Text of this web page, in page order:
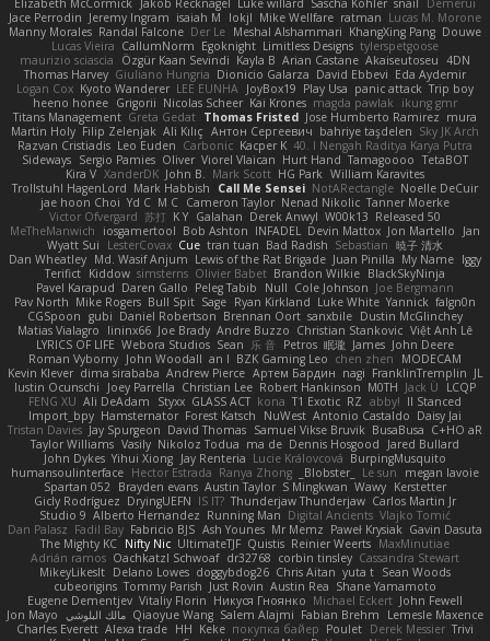
Elizabeth McCormick Jakob Recknagel Luke willard Sascha Kohler snail
Demerui
Jace Perrodin Jeremy Ingram isaiah M lokjl Mike Wellfare ratman Lucas M. Morone
Manny Morales Randal Falcone Der Le Meshal Alshammari KhangXing Pang Douwe
Lucas Vieira CallumNorm Egoknight Limitless Designs tylerspetgoose
maurizio sciascia
Özgür Kaan Sevindi Kayla B Arian Castane Akaiseutoseu 4DN
Thomas Harvey Giuliano Hungria Dionicio Galarza David Ebbevi Eda Aydemir
Logan Cox Kyoto Wanderer LEE EUNHA JoyBox19 Play Usa panic attack Trip boy
heeno honee Grigorii Nicolas Scheer Kai Krones magda pawlak
ikung gmr
Titans Management Greta Gedat Thomas Fristed Jose Humberto Ramirez mura
Martin Holy Filip Zelenjak Ali Kılıç Антон Сергеевич bahriye taşdelen Sky JK Arch
Razvan Cristiadis Leo Euden Carbonic Kacper K 40. I Nengah Raditya Karya Putra
Sideways Sergio Pamies Oliver Viorel Vlaican Hurt Hand Tamagoooo TetaBOT
Kira V XanderDK John B. Mark Scott HG Park William Karavites
Trollstuhl HagenLord Mark Habbish Call Me Sensei NotARectangle Noelle DeCuir
jae hoon Choi Yd C M C Cameron Taylor Nenad Nikolic Tanner Moerke
Victor Ofvergard 苏打 K Y Galahan Derek Anwyl W00k13 Released 50
MeTheManwich
iosgamertool Bob Ashton INFADEL Devin Mattox Jon Martello
Jan
Wyatt Sui
LesterCovax Cue tran tuan Bad Radish Sebastian 暁子 清水
Dan Wheatley Md. Wasif Anjum Lewis of the Rat Brigade Juan Pinilla My Name Iggy
Terifict Kiddow simsterns Olivier Babet Brandon Wilkie BlackSkyNinja
Pavel Karapud Daren Gallo Peleg Tabib Null Cole Johnson Joe Bergmann
Pav North Mike Rogers Bull Spit Sage Ryan Kirkland Luke White Yannick falgn0n
CGSpoon gubi Daniel Robertson Brennan Oort sanxbile Dustin McGlinchey
Matias Vialagro
lininx66 Joe Brady Andre Buzzo Christian Stankovic Việt Anh Lê
LYRICS OF LIFE Webora Studios Sean 乐 音 Petros 眠瓏 James John Deere
Roman Vyborny John Woodall an l BZK Gaming Leo chen zhen
MODECAM
Kevin Klever dima sirababa Andrew Pierce Артем Бардин nagi FranklinTremplin JL
Iustin Ocunschi
Joey Parrella Christian Lee Robert Hankinson M0TH Jack Ü
LCQP
FENG XU Ali DeAdam Styxx GLASS ACT kona T1 Exotic RZ abby! ll Stanced
Import_bpy Hamsternator Forest Katsch NuWest Antonio Castaldo Daisy Jai
Tristan Davies Jay Spurgeon David Thomas Samuel Vikse Bruvik BusaBusa C+HO aR
Taylor Williams Vasily Nikoloz Todua ma de Dennis Hosgood
Jared Bullard
John Dykes Yihui Xiong Jay Renteria Lucie Královcová BurpingMusquito
humansoulinterface Hector Estrada Ranya Zhong _Blobster_ Le sun
megan lavoie
Spartan 052 Brayden evans Austin Taylor S Mingkwan Wawy Kerstetter
Gicly Rodríguez DryingUEFN IS IT? Thunderjaw Thunderjaw Carlos Martin Jr
Studio 9 Alberto Hernandez Running Man Digital Ancients Vlajko Tomić
Dan Palasz Fadil Bay Fabricio BJS Ash Younes Mr Memz Paweł Krysiak Gavin Dasuta
The Mighty KC Nifty Nic UltimateTJF Quistis Reinier Weerts MaxMinutiae
Adrián ramos Oachkatzl Schwoaf dr32768 corbin tinsley Cassandra Stewart
MikeyLikesIt Delano Lowes doggybdog26 Chris Aitan yuta t Sean Woods
cubeorigins Tommy Parish Just Rovin Austin Rea Shane Yamamoto
Eugene Dementjev Vitaliy Florin Никуся Гноянко Michael Eckert John Fewell
Jon Mayo مالك البلوشي Qiaoyue Wang Salem Alajmi Fabian Brehm
Lemesle Maxence
Charles Everett Alexa trade HH Keke покупка байер Poulet Derek Messier Trivi